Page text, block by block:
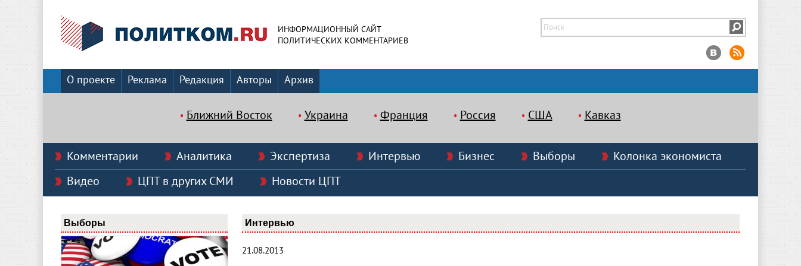
ИНФОРМАЦИОННЫЙ САЙТ
ПОЛИТИЧЕСКИХ КОММЕНТАРИЕВ
О проекте Реклама Редакция Авторы Архив
Ближний Восток Украина Франция Россия США Кавказ
Комментарии Аналитика Экспертиза Интервью Бизнес Выборы
Колонка экономиста
Видео
ЦПТ в других СМИ Новости ЦПТ
Выборы Интервью
21.08.2013